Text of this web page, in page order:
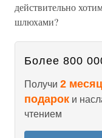
действительно
шлюхами?
Более 800
Получи 2
подарок и
чтением